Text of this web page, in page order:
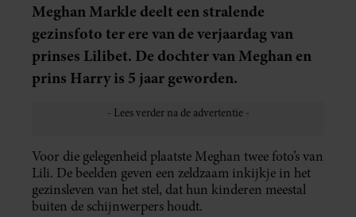
Meghan Markle deelt een stralende
gezinsfoto ter ere van de verjaardag van
prinses Lilibet. De dochter van Meghan en
prins Harry is 5 jaar geworden.
Voor die gelegenheid plaatste Meghan twee foto’s van
Lili. De beelden geven een zeldzaam inkijkje in het
gezinsleven van het stel, dat hun kinderen meestal
buiten de schijnwerpers houdt.